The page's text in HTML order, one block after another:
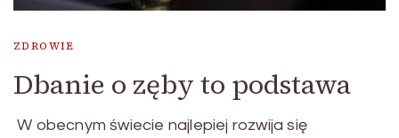
ZDROWIE
Dbanie o zęby to podstawa
W obecnym świecie najlepiej rozwija się